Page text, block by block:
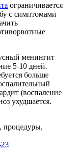
ограничивается
с симптомами
менингит
5-10 дней.
больше
(воспаление
ухудшается.
процедуры,